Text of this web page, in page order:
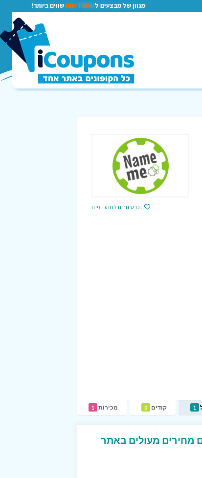
מגוון של מבצעים לTEMU-טמו שווים ביותר!
הכנס חנות למועדפים
1 קודים 0 מכירות 1
מחירים מעולים באתר